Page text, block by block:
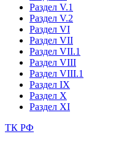
Раздел V.1
Раздел V.2
Раздел VI
Раздел VII
Раздел VII.1
Раздел VIII
Раздел VIII.1
Раздел IX
Раздел X
Раздел XI
ТК РФ